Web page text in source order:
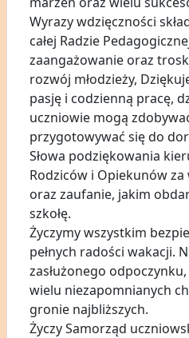
Wyrazy wdzięczności
całej Radzie
zaangażowanie oraz
rozwój młodzieży,
pasję i codzienną pracę,
uczniowie mogą
przygotowywać się do
Słowa podziękowania
Rodziców i Opiekunów za
oraz zaufanie, jakim
szkołę.
Życzymy wszystkim
pełnych radości wakacji.
zasłużonego
wielu niezapomnianych
gronie najbliższych.
Życzy Samorząd